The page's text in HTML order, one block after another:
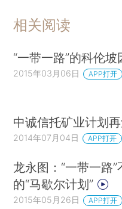
相关阅读
“一带一路”的科伦坡
2015年03月06日 APP打开
中诚信托矿业计划
2014年07月04日 APP打开
龙永图：“一带一路”
的“马歇尔计划”
2015年05月26日 APP打开